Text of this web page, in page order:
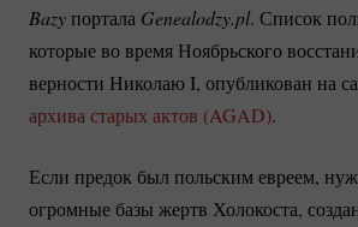
Bazyпортала Genealodzy.pl. Список
которые во время Ноябрьского
верности Николаю I, опубликован на
архива старых актов (AGAD).
Если предок был польским евреем,
огромные базы жертв Холокоста,